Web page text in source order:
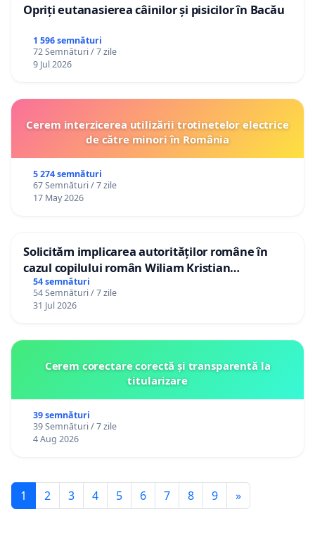
Opriți eutanasierea câinilor și pisicilor în Bacău
1 596 semnături
72 Semnături / 7 zile
9 Jul 2026
Cerem interzicerea utilizării trotinetelor electrice
de către minori în România
5 274 semnături
67 Semnături / 7 zile
17 May 2026
Solicităm implicarea autorităților române în
cazul copilului român Wiliam Kristian
Gheorghe, aflat în plasament în Danemarca de
12 ani
54 semnături
54 Semnături / 7 zile
31 Jul 2026
Cerem corectare corectă și transparentă la
titularizare
39 semnături
39 Semnături / 7 zile
4 Aug 2026
1 2 3 4 5 6 7 8 9 »